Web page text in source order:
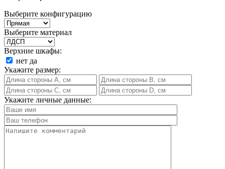
Выберите конфигурацию
Выберите материал
Верхние шкафы:
нет да
Укажите размер:
Укажите личные данные: